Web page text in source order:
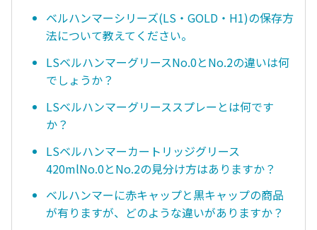
ベルハンマーシリーズ(LS・GOLD・H1)の保存方
法について教えてください。
LSベルハンマーグリースNo.0とNo.2の違いは何
でしょうか？
LSベルハンマーグリーススプレーとは何です
か？
LSベルハンマーカートリッジグリース
420mlNo.0とNo.2の見分け方はありますか？
ベルハンマーに赤キャップと黒キャップの商品
が有りますが、どのような違いがありますか？